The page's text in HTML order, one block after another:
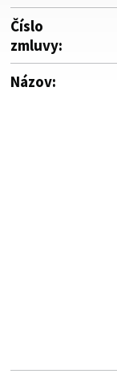
Číslo
zmluvy:
Názov: